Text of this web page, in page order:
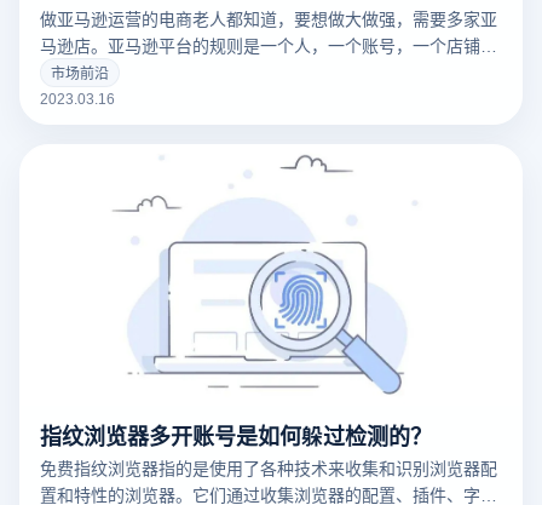
做亚马逊运营的电商老人都知道，要想做大做强，需要多家亚
马逊店。亚马逊平台的规则是一个人，一个账号，一个店铺。
这样做是为了保护卖家，防止卖家重复销售同样的产品。因为
亚马逊是一个强调产品的平台，而不是商店，也就是“重商品
竟，这是我们国内企业的老套路。当然，这种方式也是我们企
市场前沿
2023.03.16
指纹浏览器多开账号是如何躲过检测的？
免费指纹浏览器指的是使用了各种技术来收集和识别浏览器配
置和特性的浏览器。它们通过收集浏览器的配置、插件、字